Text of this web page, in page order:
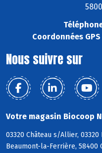
Coordonnées GPS
Nous suivre sur
Votre magasin Biocoop
03320 Château s/Allier,
Beaumont-la-Ferrière, 58400